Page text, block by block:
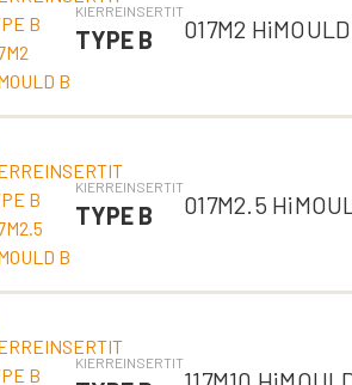
KIERREINSERTIT
TYPE B 017M2
KIERREINSERTIT
TYPE B 017M2.5
KIERREINSERTIT